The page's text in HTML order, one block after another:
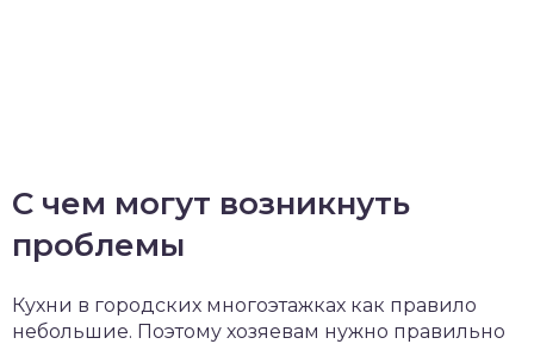
С чем могут возникнуть
проблемы
Кухни в городских многоэтажках как правило
небольшие. Поэтому хозяевам нужно правильно